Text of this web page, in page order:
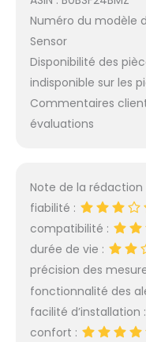
Numéro du modèle
Sensor
Disponibilité des
indisponible sur les
Commentaires client
évaluations
Note de la rédaction
fiabilité :
compatibilité :
durée de vie :
précision des
fonctionnalité des
facilité d’installation :
confort :